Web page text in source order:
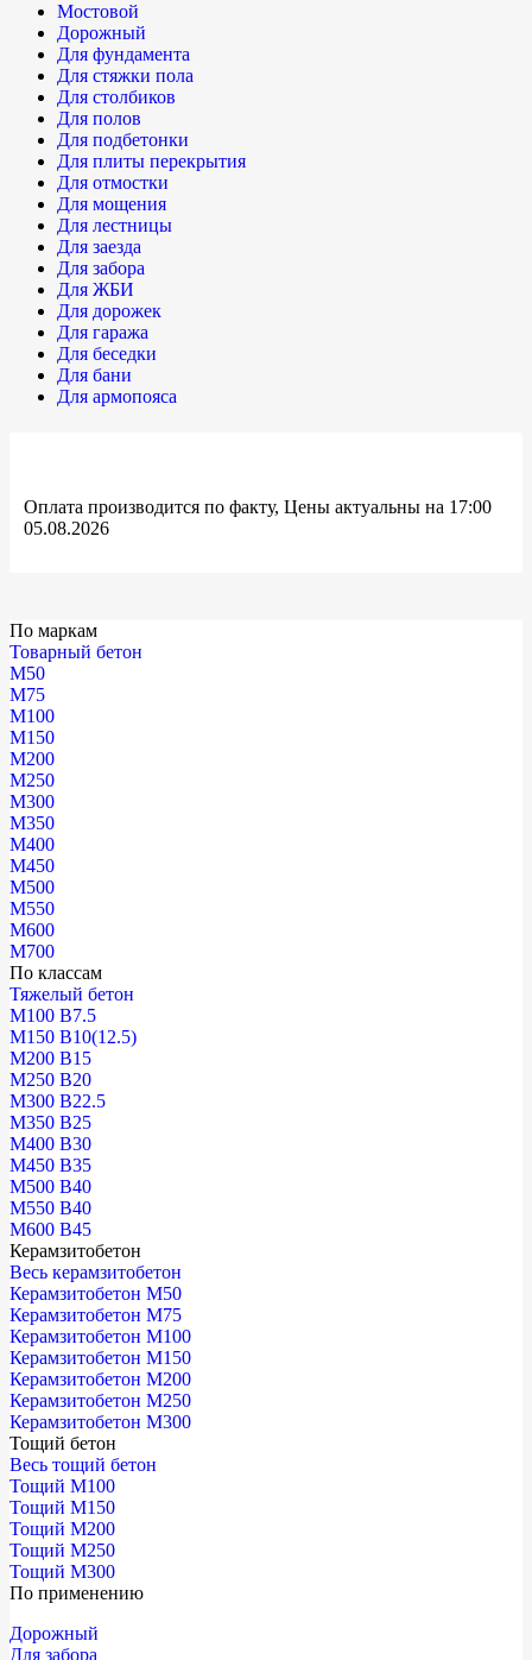
Мостовой
Дорожный
Для фундамента
Для стяжки пола
Для столбиков
Для полов
Для подбетонки
Для плиты перекрытия
Для отмостки
Для мощения
Для лестницы
Для заезда
Для забора
Для ЖБИ
Для дорожек
Для гаража
Для беседки
Для бани
Для армопояса
Оплата производится по факту, Цены актуальны на 17:00
05.08.2026
По маркам
Товарный бетон
М50
М75
М100
М150
М200
М250
М300
М350
М400
М450
М500
М550
М600
М700
По классам
Тяжелый бетон
М100 В7.5
М150 В10(12.5)
М200 В15
М250 В20
М300 В22.5
М350 В25
М400 В30
М450 В35
М500 В40
М550 В40
М600 В45
Керамзитобетон
Весь керамзитобетон
Керамзитобетон М50
Керамзитобетон М75
Керамзитобетон М100
Керамзитобетон М150
Керамзитобетон М200
Керамзитобетон М250
Керамзитобетон М300
Тощий бетон
Весь тощий бетон
Тощий М100
Тощий М150
Тощий М200
Тощий М250
Тощий М300
По применению
Дорожный
Для забора